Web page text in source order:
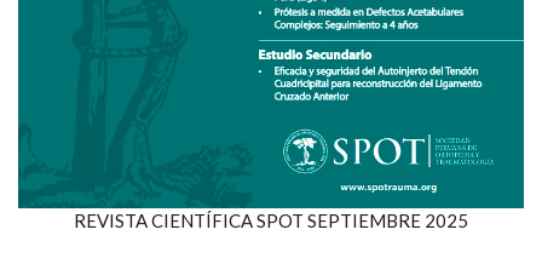
REVISTA CIENTÍFICA SPOT SEPTIEMBRE 2025